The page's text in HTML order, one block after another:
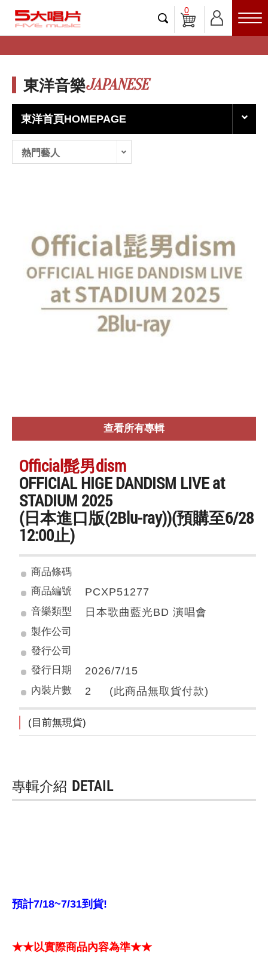
0
東洋音樂JAPANESE
東洋首頁HOMEPAGE
熱門藝人
查看所有專輯
Official髭男dism
OFFICIAL HIGE DANDISM LIVE at
STADIUM 2025
(日本進口版(2Blu-ray))(預購至6/28
12:00止)
商品條碼
商品編號
PCXP51277
音樂類型 日本歌曲藍光BD 演唱會
製作公司
發行公司
發行日期
2026/7/15
內裝片數 2 (此商品無取貨付款)
(目前無現貨)
專輯介紹 DETAIL
預計7/18~7/31到貨!
★★以實際商品內容為準★★